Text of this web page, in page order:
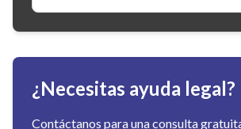
¿Necesitas ayuda legal?
Contáctanos para una consulta